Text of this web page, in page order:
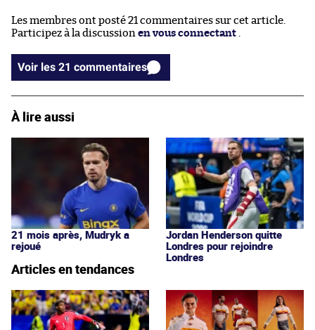
Les membres ont posté 21 commentaires sur cet article.
Participez à la discussion en vous connectant
Voir les 21 commentaires
À lire aussi
21 mois après, Mudryk a
rejoué
Jordan Henderson quitte
Londres pour rejoindre
Londres
Articles en tendances